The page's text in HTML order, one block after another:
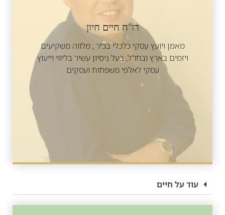
רו"ח חיים חיון
מאמן ויועץ עסקי כלכלי בכיר , מלווה משקיעים
ויזמים בארץ ובחו"ל, בעל ניסיון עשיר בליווי וייעוץ
עסקי לאלפי משפחות ועסקים
עוד על חיים